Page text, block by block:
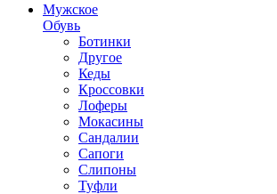
Мужское
Обувь
Ботинки
Другое
Кеды
Кроссовки
Лоферы
Мокасины
Сандалии
Сапоги
Слипоны
Туфли